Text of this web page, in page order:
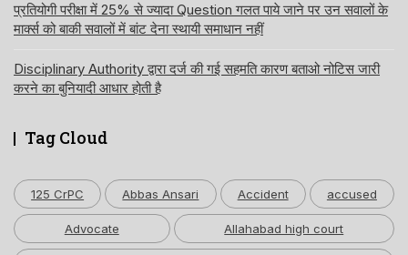
प्रतियोगी परीक्षा में 25% से ज्यादा Question गलत पाये जाने पर उन सवालों के
मार्क्स को बाकी सवालों में बांट देना स्थायी समाधान नहीं
Disciplinary Authority द्वारा दर्ज की गई सहमति कारण बताओ नोटिस जारी
करने का बुनियादी आधार होती है
Tag Cloud
125 CrPC Abbas Ansari Accident accused
Advocate Allahabad high court